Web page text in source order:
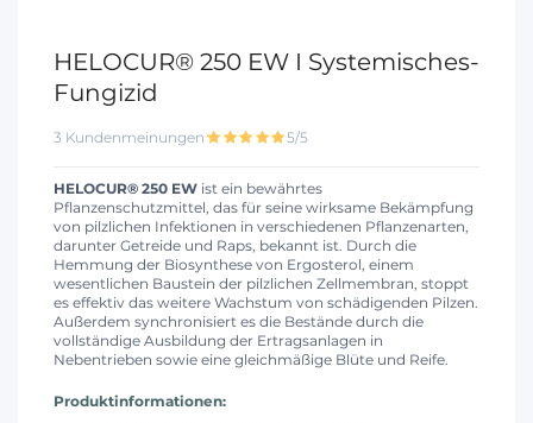
HELOCUR® 250 EW I Systemisches-
Fungizid
3 Kundenmeinungen 5/5
HELOCUR® 250 EW ist ein bewährtes
Pflanzenschutzmittel, das für seine wirksame Bekämpfung
von pilzlichen Infektionen in verschiedenen Pflanzenarten,
darunter Getreide und Raps, bekannt ist. Durch die
Hemmung der Biosynthese von Ergosterol, einem
wesentlichen Baustein der pilzlichen Zellmembran, stoppt
es effektiv das weitere Wachstum von schädigenden Pilzen.
Außerdem synchronisiert es die Bestände durch die
vollständige Ausbildung der Ertragsanlagen in
Nebentrieben sowie eine gleichmäßige Blüte und Reife.
Produktinformationen: